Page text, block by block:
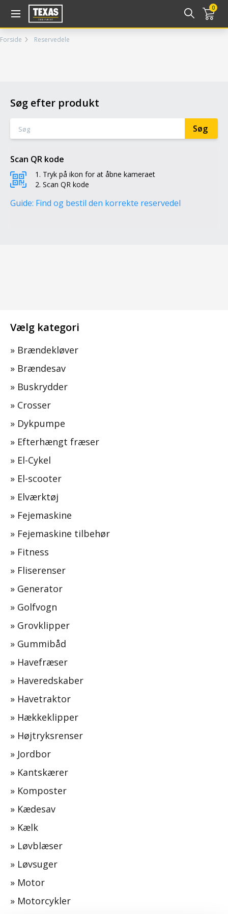
0
Forside Reservedele
Søg efter produkt
Scan QR kode
Tryk på ikon for at åbne kameraet
Scan QR kode
Guide: Find og bestil den korrekte reservedel
Vælg kategori
» Brændekløver
» Brændesav
» Buskrydder
» Crosser
» Dykpumpe
» Efterhængt fræser
» El-Cykel
» El-scooter
» Elværktøj
» Fejemaskine
» Fejemaskine tilbehør
» Fitness
» Fliserenser
» Generator
» Golfvogn
» Grovklipper
» Gummibåd
» Havefræser
» Haveredskaber
» Havetraktor
» Hækkeklipper
» Højtryksrenser
» Jordbor
» Kantskærer
» Komposter
» Kædesav
» Kælk
» Løvblæser
» Løvsuger
» Motor
» Motorcykler